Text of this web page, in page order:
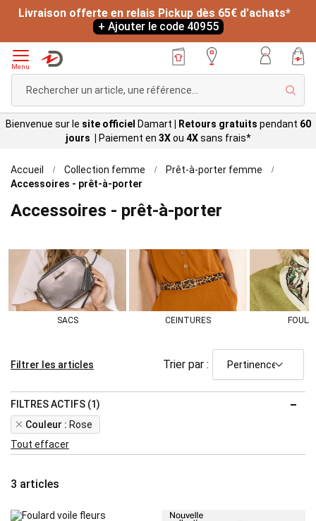
Livraison offerte en relais Pickup dès 65€ d'achats*
+ Ajouter le code 40955
Menu
Bienvenue sur le site officiel Damart Retours gratuits pendant 60
jours |
Paiement en 3Xou 4Xsans frais*
Accueil Collection femme
Prêt-à-porter femme
Accessoires - prêt-à-porter
Accessoires - prêt-à-porter
SACS CEINTURES
3 articles
Trier par :
Filtrer les articles
FILTRES ACTIFS (1)
Couleur
Rose
Remove
This
Item
Tout effacer